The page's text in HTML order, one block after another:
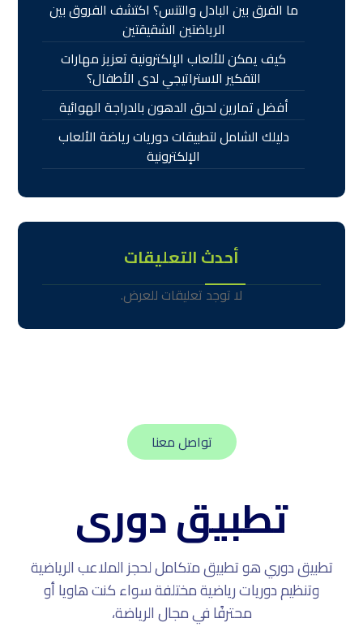
ما الفرق بين البادل والتنس؟ اكتشف الفروق بين
الرياضتين الشقيقتين
كيف يمكن للألعاب الإلكترونية تعزيز مهارات
التفكير الاستراتيجي لدى الأطفال؟
أفضل تمارين لحرق الدهون بالدراجة الهوائية
دليلك الشامل لتطبيقات دوريات رياضة الألعاب
الإلكترونية
أحدث التعليقات
لا توجد تعليقات للعرض.
تواصل معنا
تطبيق دورى
تطبيق دوري هو تطبيق متكامل لحجز الملاعب الرياضية
وتنظيم دوريات رياضية مختلفة سواء كنت هاويا أو
محترفًا في مجال الرياضة،